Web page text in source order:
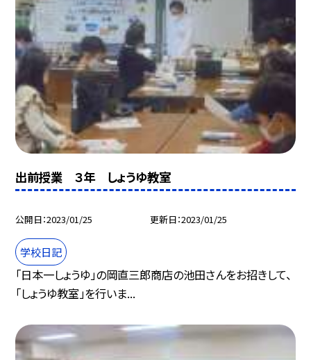
出前授業 ３年 しょうゆ教室
公開日 2023/01/25 更新日 2023/01/25
学校日記
「日本一しょうゆ」の岡直三郎商店の池田さんをお招きして、
「しょうゆ教室」を行いま...